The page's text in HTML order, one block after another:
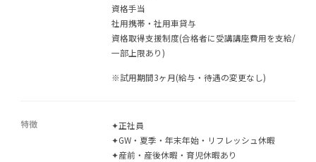
資格手当
社用携帯・社用車貸与
資格取得支援制度(合格者に受講講座費用を支給/
一部上限あり)
※試用期間3ヶ月(給与・待遇の変更なし)
特徴
✦正社員
✦GW・夏季・年末年始・リフレッシュ休暇
✦産前・産後休暇・育児休暇あり